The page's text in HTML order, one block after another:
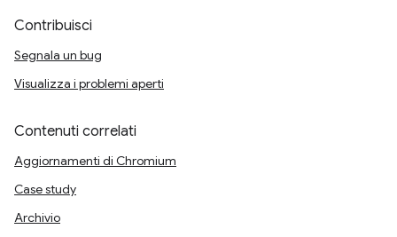
Contribuisci
Segnala un bug
Visualizza i problemi aperti
Contenuti correlati
Aggiornamenti di Chromium
Case study
Archivio